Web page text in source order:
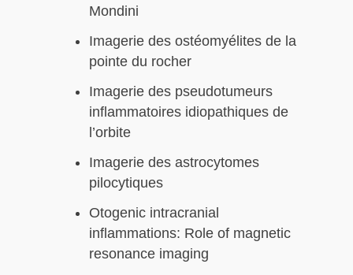
Mondini
Imagerie des ostéomyélites de la
pointe du rocher
Imagerie des pseudotumeurs
inflammatoires idiopathiques de
l’orbite
Imagerie des astrocytomes
pilocytiques
Otogenic intracranial
inflammations: Role of magnetic
resonance imaging